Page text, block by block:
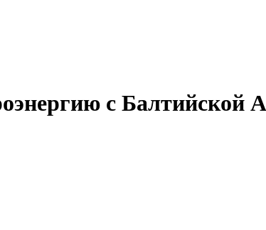
с Балтийской